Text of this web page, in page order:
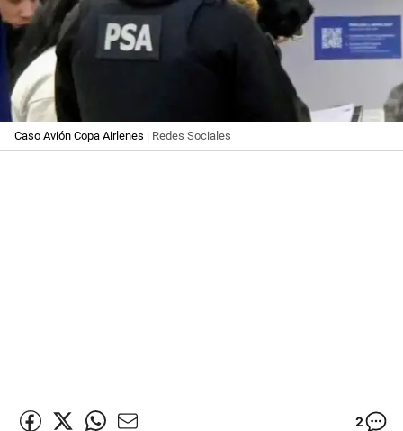
Caso Avión Copa Airlenes | Redes Sociales
2